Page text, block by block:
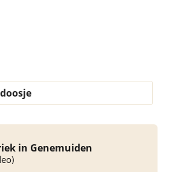
in Genemuiden
Pebble
170x230
Kidney 170x230